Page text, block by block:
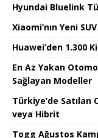
Hyundai Bluelink
Xiaomi’nın Yeni
Huawei’den 1.300
En Az Yakan
Sağlayan Modeller
Türkiye’de
veya Hibrit
Togg Ağustos